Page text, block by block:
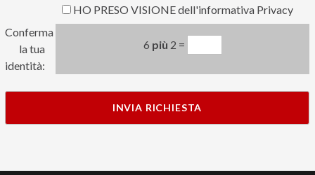
HO PRESO VISIONE dell'informativa Privacy
Conferma
la tua
identità:
6 più 2 =